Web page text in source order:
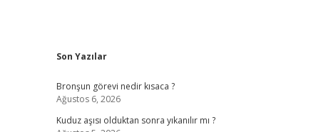
Sidebar
Son Yazılar
Bronşun görevi nedir kısaca ?
Ağustos 6, 2026
Kuduz aşısı olduktan sonra yıkanılır mı ?
https://hiltonbet-giris.com/